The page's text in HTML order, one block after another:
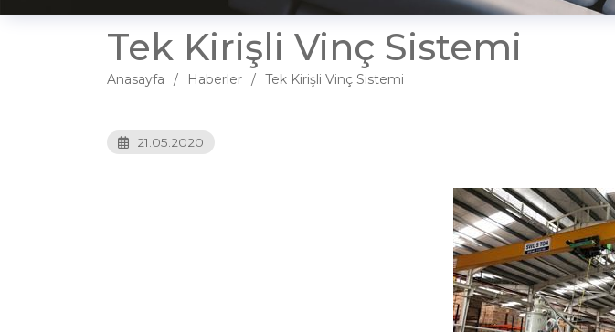
Tek Kirişli Vinç Sistemi
Anasayfa Haberler Tek Kirişli Vinç Sistemi
21.05.2020